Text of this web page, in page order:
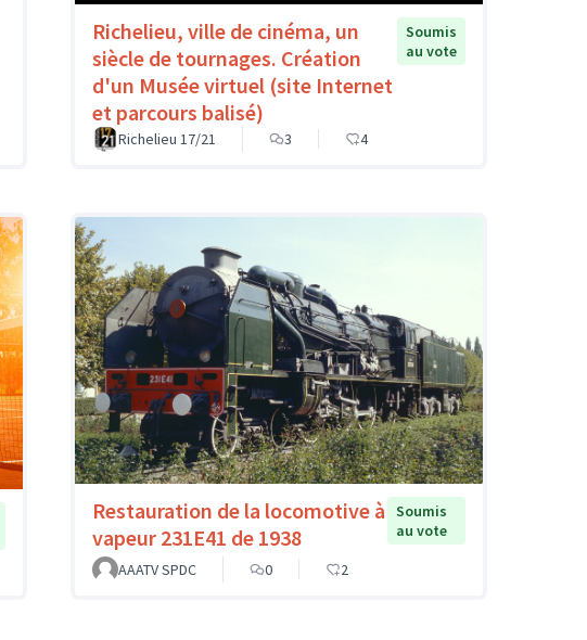
Richelieu, ville de cinéma, un
siècle de tournages. Création
d'un Musée virtuel (site Internet
et parcours balisé)
Soumis
au vote
Richelieu 17/21 3 4
Restauration de la locomotive à
vapeur 231E41 de 1938
Soumis
au vote
AAATV SPDC
0 2